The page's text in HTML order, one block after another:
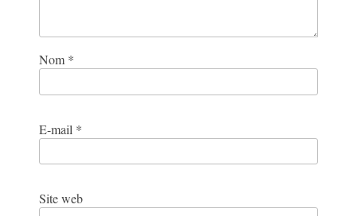
Nom *
E-mail *
Site web